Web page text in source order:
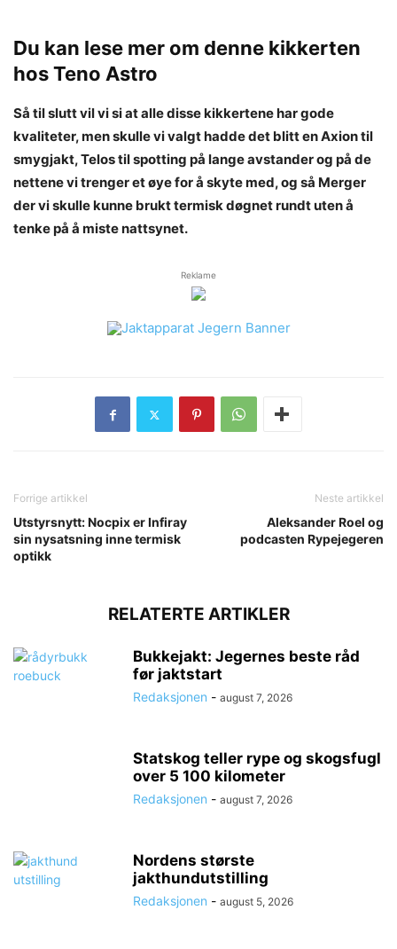
Du kan lese mer om denne kikkerten
hosTeno Astro
Så til slutt vil vi si at alle disse kikkertene har gode
kvaliteter, men skulle vi valgt hadde det blitt en Axion til
smygjakt, Telos til spotting på lange avstander og på de
nettene vi trenger et øye for å skyte med, og så Merger
der vi skulle kunne brukt termisk døgnet rundt uten å
tenke på å miste nattsynet.
Reklame
Forrige artikkel
Utstyrsnytt: Nocpix er Infiray
sin nysatsning inne termisk
optikk
Neste artikkel
Aleksander Roel og
podcasten Rypejegeren
RELATERTE ARTIKLER
Bukkejakt: Jegernes beste råd
før jaktstart
Redaksjonen - august 7, 2026
Statskog teller rype og skogsfugl
over 5 100 kilometer
Redaksjonen - august 7, 2026
Nordens største
jakthundutstilling
Redaksjonen - august 5, 2026